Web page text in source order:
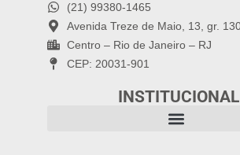
(21) 99380-1465
Avenida Treze de Maio, 13, gr.
Centro – Rio de Janeiro – RJ
CEP: 20031-901
INSTITUCIONAL